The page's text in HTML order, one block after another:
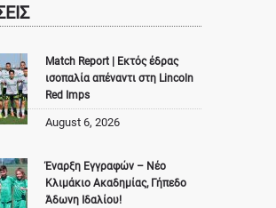
Match Report | Εκτός έδρας
ισοπαλία απέναντι στη Lincoln
Red Imps
August 6, 2026
Έναρξη Εγγραφών – Νέο
Κλιμάκιο Ακαδημίας, Γήπεδο
Άδωνη Ιδαλίου!